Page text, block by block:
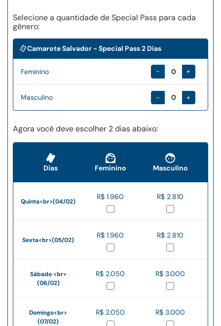
Selecione a quantidade de Special Pass para cada
gênero:
Camarote Salvador - Special Pass 2 Dias
Feminino - +
Masculino - +
Agora você deve escolher 2 dias abaixo:
Dias Feminino Masculino
Quinta<br>(04/02)
R$ 1.960 R$ 2.810
Sexta<br>(05/02)
R$ 1.960 R$ 2.810
Sábado <br>
(06/02)
R$ 2.050 R$ 3.000
Domingo<br>
(07/02)
R$ 2.050 R$ 3.000